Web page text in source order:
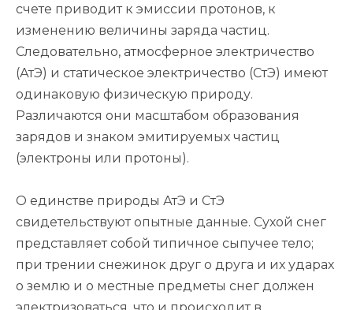
счете приводит к эмиссии протонов, к
изменению величины заряда частиц.
Следовательно, атмосферное электричество
(АтЭ) и статическое электричество (СтЭ) имеют
одинаковую физическую природу.
Различаются они масштабом образования
зарядов и знаком эмитируемых частиц
(электроны или протоны).
О единстве природы АтЭ и СтЭ
свидетельствуют опытные данные. Сухой снег
представляет собой типичное сыпучее тело;
при трении снежинок друг о друга и их ударах
о землю и о местные предметы снег должен